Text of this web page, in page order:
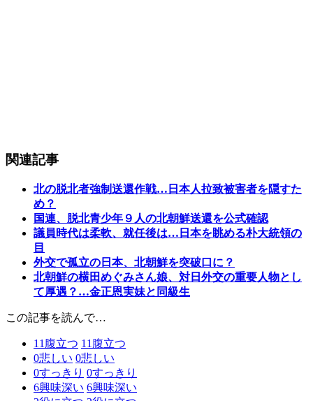
関連記事
北の脱北者強制送還作戦…日本人拉致被害者を隠すた
め？
国連、脱北青少年９人の北朝鮮送還を公式確認
議員時代は柔軟、就任後は…日本を眺める朴大統領の
目
外交で孤立の日本、北朝鮮を突破口に？
北朝鮮の横田めぐみさん娘、対日外交の重要人物とし
て厚遇？…金正恩実妹と同級生
この記事を読んで…
11 腹立つ 11 腹立つ
0悲しい 0悲しい
0すっきり 0すっきり
6興味深い 6興味深い